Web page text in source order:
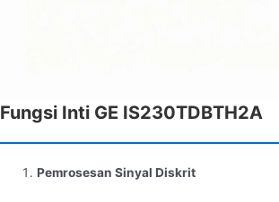
Fungsi Inti GE IS230TDBTH2A
Pemrosesan Sinyal Diskrit